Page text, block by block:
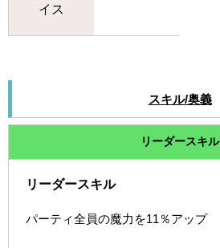
イス
スキル/奥義
リーダースキル
リーダースキル
パーティ全員の魔力を11％アップ